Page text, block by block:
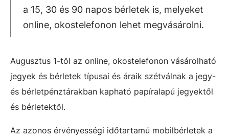
a 15, 30 és 90 napos bérletek is, melyeket
online, okostelefonon lehet megvásárolni.
Augusztus 1-től az online, okostelefonon vásárolható
jegyek és bérletek típusai és áraik szétválnak a jegy-
és bérletpénztárakban kapható papíralapú jegyektől
és bérletektől.
Az azonos érvényességi időtartamú mobilbérletek a